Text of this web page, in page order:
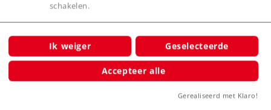
/ 30 graden doorzichtig
20196
schakelen.
Ik weiger Geselecteerde
Accepteer alle
Gerealiseerd met Klaro!